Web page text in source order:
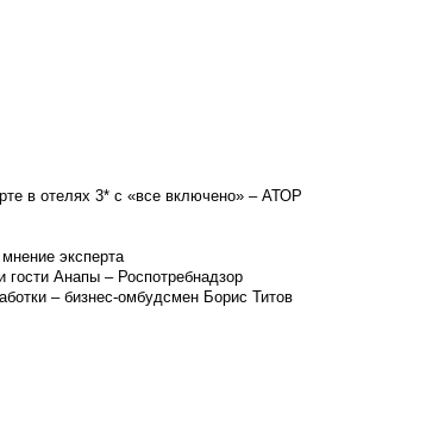
в отелях 3* с «все включено» – АТОР
эксперта
гости Анапы – Роспотребнадзор
– бизнес-омбудсмен Борис Титов